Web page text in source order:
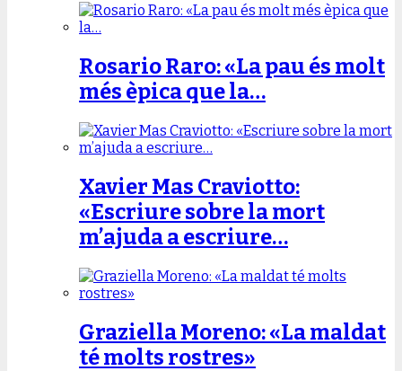
Rosario Raro: «La pau és molt
més èpica que la…
Xavier Mas Craviotto:
«Escriure sobre la mort
m’ajuda a escriure…
Graziella Moreno: «La maldat
té molts rostres»